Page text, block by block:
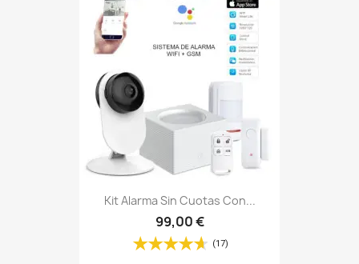
Kit Alarma Sin Cuotas Con...
99,00 €
(17)